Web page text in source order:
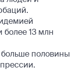
более 13 млн
половины